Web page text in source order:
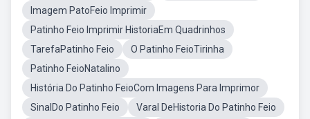
Imagem PatoFeio Imprimir
Patinho Feio Imprimir HistoriaEm Quadrinhos
TarefaPatinho Feio
O Patinho FeioTirinha
Patinho FeioNatalino
História Do Patinho FeioCom Imagens Para Imprimor
SinalDo Patinho Feio
Varal DeHistoria Do Patinho Feio